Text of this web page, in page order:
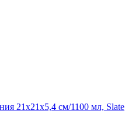
21х21x5,4 см/1100 мл, Slate